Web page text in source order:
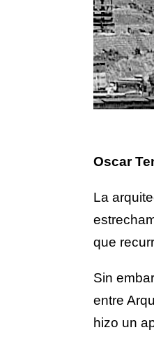
Oscar
La
que
Sin
entre
hizo un